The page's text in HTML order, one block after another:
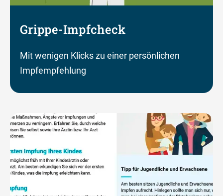
Grippe-Impfcheck
Mit wenigen Klicks zu einer persönlichen
Impfempfehlung